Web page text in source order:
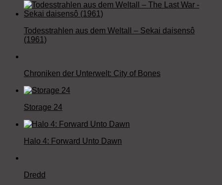
Todesstrahlen aus dem Weltall – Sekai daisensô
(1961)
Chroniken der Unterwelt: City of Bones
Storage 24
Halo 4: Forward Unto Dawn
Dredd